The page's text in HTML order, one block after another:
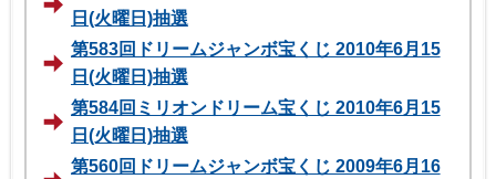
日(火曜日)抽選
第583回ドリームジャンボ宝くじ 2010年6月15
日(火曜日)抽選
第584回ミリオンドリーム宝くじ 2010年6月15
日(火曜日)抽選
第560回ドリームジャンボ宝くじ 2009年6月16